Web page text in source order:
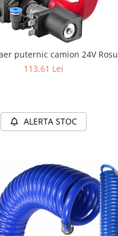
Claxon aer puternic camion 24V Rosu
113,61 Lei
ALERTA STOC